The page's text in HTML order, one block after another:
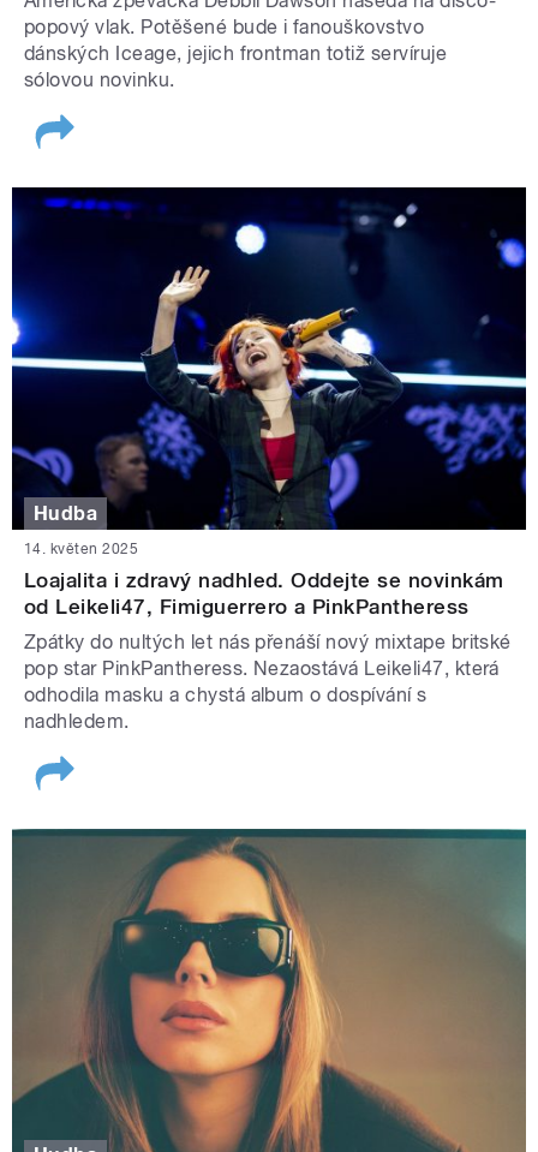
popový vlak. Potěšené bude i fanouškovstvo
dánských Iceage, jejich frontman totiž servíruje
sólovou novinku.
Hudba
14. květen 2025
Loajalita i zdravý nadhled. Oddejte se novinkám
od Leikeli47, Fimiguerrero a PinkPantheress
Zpátky do nultých let nás přenáší nový mixtape britské
pop star PinkPantheress. Nezaostává Leikeli47, která
odhodila masku a chystá album o dospívání s
nadhledem.